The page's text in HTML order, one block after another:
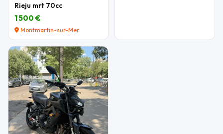
Rieju mrt 70cc
1 500 €
Montmartin-sur-Mer